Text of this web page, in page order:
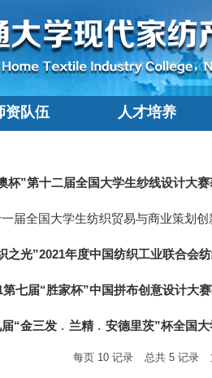
资队伍 人才培养
杯”第十二届全国大学生纱线设计大
届全国大学生纺织贸易与商业策划
之光”2021年度中国纺织工业联合会
第七届“胜家杯”中国拼布创意设计大
“金三发﹒兰精﹒安德里茨”杯全国
每页 10 记录 总共 5 记录